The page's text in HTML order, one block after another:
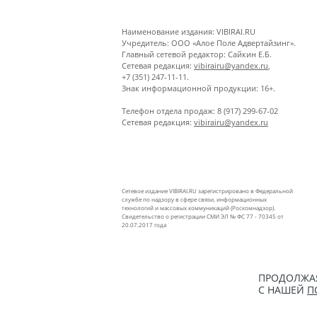
Наименование издания: VIBIRAI.RU
Учредитель: ООО «Алое Поле Адвертайзинг».
Главный сетевой редактор: Сайкин Е.Б.
Сетевая редакция: vibirairu@yandex.ru
+7 (351) 247-11-11.
Знак информационной продукции: 16+.
Телефон отдела продаж: 8 (917) 299-67-02
Сетевая редакция: vibirairu@yandex.ru
Сетевое издание VIBIRAI.RU зарегистрировано в Федеральной
службе по надзору в сфере связи, информационных
технологий и массовых коммуникаций (Роскомнадзор).
Свидетельство о регистрации СМИ ЭЛ № ФС 77 - 70345 от
20.07.2017 года
С НАШЕЙ